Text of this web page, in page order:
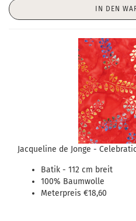
IN DEN
Jacqueline de Jonge -
Batik - 112 cm breit
100% Baumwolle
Meterpreis €18,60